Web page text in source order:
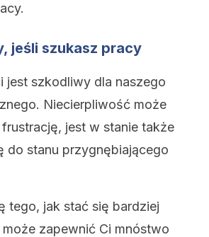
jeśli szukasz pracy
jest szkodliwy dla naszego
Niecierpliwość może
jest w stanie także
do stanu przygnębiającego
tego, jak stać się bardziej
zapewnić Ci mnóstwo